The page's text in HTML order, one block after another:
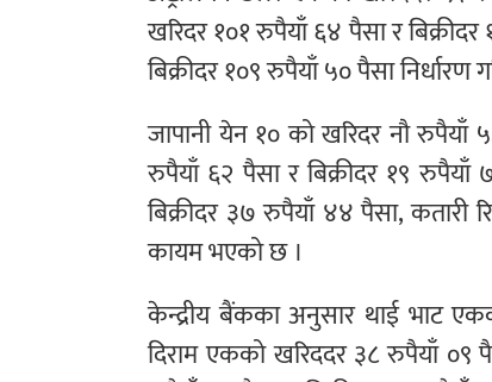
खरिदर १०१ रुपैयाँ ६४ पैसा र
बिक्रीदर १०९ रुपैयाँ ५० पैसा निर्धारण
जापानी येन १० को खरिदर नौ रुपैयाँ
रुपैयाँ ६२ पैसा र बिक्रीदर १९
बिक्रीदर ३७ रुपैयाँ ४४ पैसा, कतारी
कायम भएको छ ।
केन्द्रीय बैंकका अनुसार थाई भाट
दिराम एकको खरिददर ३८ रुपैयाँ ०९